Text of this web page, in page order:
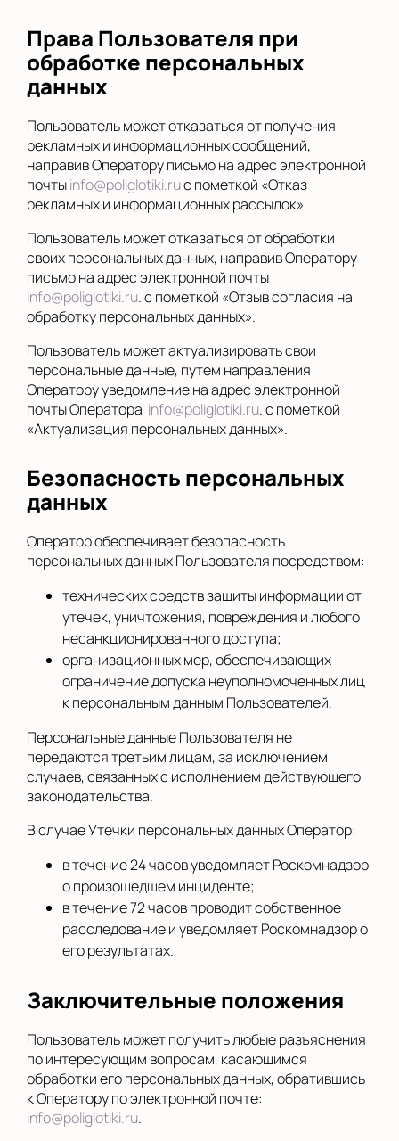
Права Пользователя при
обработке персональных
данных
Пользователь может отказаться от получения
рекламных и информационных сообщений,
направив Оператору письмо на адрес электронной
почтыinfo@poliglotiki.ruс пометкой «Отказ
рекламных и информационных рассылок».
Пользователь может отказаться от обработки
своих персональных данных, направив Оператору
письмо на адрес электронной почты
info@poliglotiki.ru. с пометкой «Отзыв согласия на
обработку персональных данных».
Пользователь может актуализировать свои
персональные данные, путем направления
Оператору уведомление на адрес электронной
почты Оператора info@poliglotiki.ru. с пометкой
«Актуализация персональных данных».
Безопасность персональных
данных
Оператор обеспечивает безопасность
персональных данных Пользователя посредством:
технических средств защиты информации от
утечек, уничтожения, повреждения и любого
несанкционированного доступа;
организационных мер, обеспечивающих
ограничение допуска неуполномоченных лиц
к персональным данным Пользователей.
Персональные данные Пользователя не
передаются третьим лицам, за исключением
случаев, связанных с исполнением действующего
законодательства.
В случае Утечки персональных данных Оператор:
в течение 24 часов уведомляет Роскомнадзор
о произошедшем инциденте;
в течение 72 часов проводит собственное
расследование и уведомляет Роскомнадзор о
его результатах.
Заключительные положения
Пользователь может получить любые разъяснения
по интересующим вопросам, касающимся
обработки его персональных данных, обратившись
к Оператору по электронной почте:
info@poliglotiki.ru.